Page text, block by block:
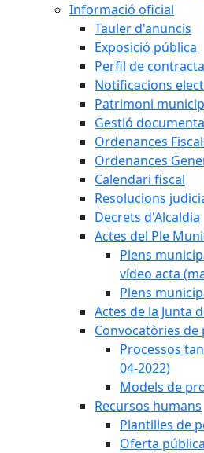
Informació oficial
Tauler d'anuncis
Exposició pública
Perfil de
Notificacions
Patrimoni
Gestió
Ordenances
Ordenances
Calendari fiscal
Resolucions
Decrets d'Alcaldia
Actes del Ple
Plens
vídeo acta
Plens
Actes de la Junta
Convocatòries de
Processos
04-2022)
Models de
Recursos humans
Plantilles de
Oferta